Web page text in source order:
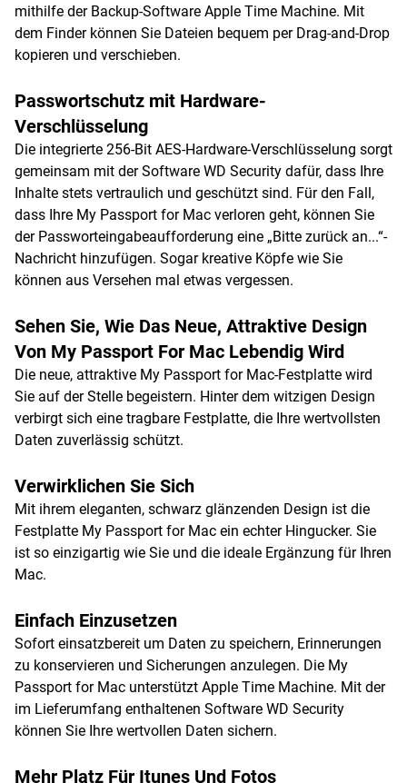
mithilfe der Backup-Software Apple Time Machine. Mit
dem Finder können Sie Dateien bequem per Drag-and-Drop
kopieren und verschieben.
Passwortschutz mit Hardware-
Verschlüsselung
Die integrierte 256-Bit AES-Hardware-Verschlüsselung sorgt
gemeinsam mit der Software WD Security dafür, dass Ihre
Inhalte stets vertraulich und geschützt sind. Für den Fall,
dass Ihre My Passport for Mac verloren geht, können Sie
der Passworteingabeaufforderung eine „Bitte zurück an...“-
Nachricht hinzufügen. Sogar kreative Köpfe wie Sie
können aus Versehen mal etwas vergessen.
Sehen Sie, Wie Das Neue, Attraktive Design
Von My Passport For Mac Lebendig Wird
Die neue, attraktive My Passport for Mac-Festplatte wird
Sie auf der Stelle begeistern. Hinter dem witzigen Design
verbirgt sich eine tragbare Festplatte, die Ihre wertvollsten
Daten zuverlässig schützt.
Verwirklichen Sie Sich
Mit ihrem eleganten, schwarz glänzenden Design ist die
Festplatte My Passport for Mac ein echter Hingucker. Sie
ist so einzigartig wie Sie und die ideale Ergänzung für Ihren
Mac.
Einfach Einzusetzen
Sofort einsatzbereit um Daten zu speichern, Erinnerungen
zu konservieren und Sicherungen anzulegen. Die My
Passport for Mac unterstützt Apple Time Machine. Mit der
im Lieferumfang enthaltenen Software WD Security
können Sie Ihre wertvollen Daten sichern.
Mehr Platz Für Itunes Und Fotos